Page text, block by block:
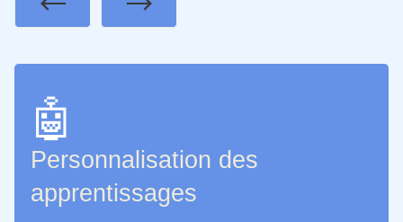
🤖
Personnalisation des
apprentissages
PreviousNext